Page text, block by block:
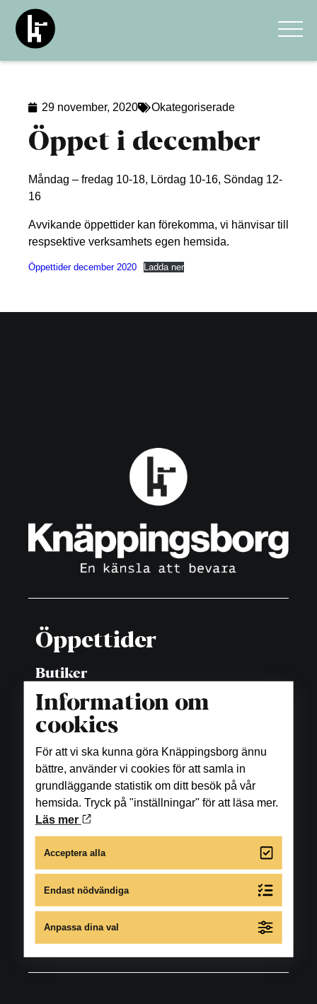
29 november, 2020 Okategoriserade
Öppet i december
Måndag – fredag 10-18, Lördag 10-16, Söndag 12-
16
Avvikande öppettider kan förekomma, vi hänvisar till
respsektive verksamhets egen hemsida.
Öppettider december 2020 Ladda ner
Öppettider
Butiker
Måndag-fredag: 10.00-18.00
Lördag: 10.00-16.00
Matställen
Se öppettider under respektive restaurang, bar
samt fikaställe.
Skönhet och hälsa
Se öppettider under respektive företag.
hemsida.
Information om
cookies
För att vi ska kunna göra Knäppingsborg ännu
bättre, använder vi cookies för att samla in
grundläggande statistik om ditt besök på vår
hemsida. Tryck på "inställningar" för att läsa mer.
Läs mer
Acceptera alla
Endast nödvändiga
Anpassa dina val